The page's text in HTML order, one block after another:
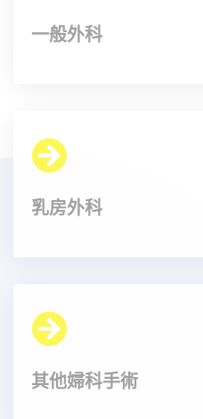
一般外科
乳房外科
其他婦科手術